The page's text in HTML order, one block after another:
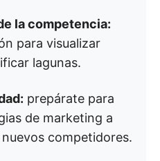
la competencia:
para visualizar
lagunas.
prepárate para
de marketing a
competidores.